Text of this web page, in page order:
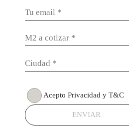
Acepto Privacidad y T&C
ENVIAR